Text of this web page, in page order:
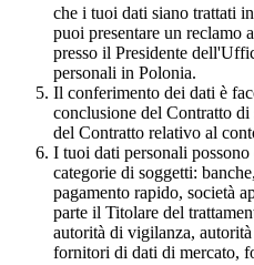
che i tuoi dati siano trattati
puoi presentare un reclamo
presso il Presidente
personali in Polonia.
Il conferimento dei dati è
conclusione del Contratto
del Contratto relativo al
I tuoi dati personali possono
categorie di soggetti:
pagamento rapido, società
parte il Titolare del
autorità di vigilanza,
fornitori di dati di mercato,